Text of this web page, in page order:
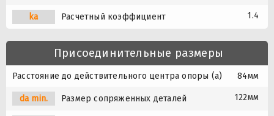
ka Расчетный коэффициент 1.4
Присоединительные размеры
Расстояние до действительного центра опоры (a) 84мм
da min. Размер сопряженных деталей 122мм